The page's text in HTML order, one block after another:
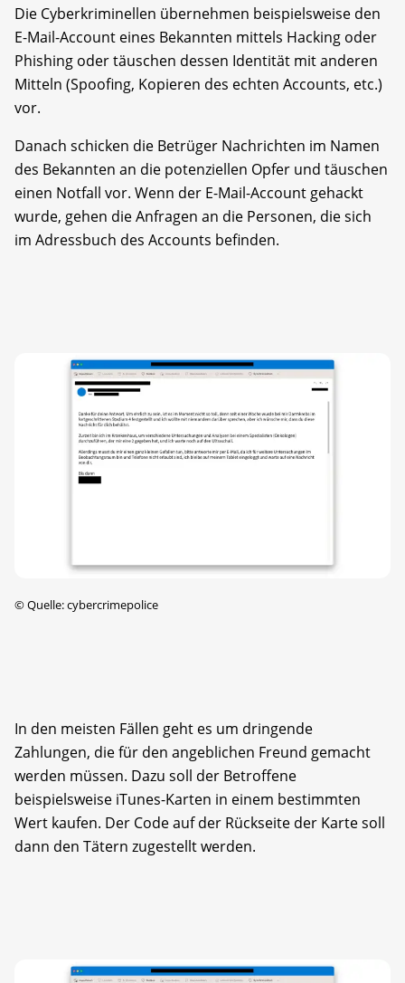
Die Cyberkriminellen übernehmen beispielsweise den
E-Mail-Account eines Bekannten mittels Hacking oder
Phishing oder täuschen dessen Identität mit anderen
Mitteln (Spoofing, Kopieren des echten Accounts, etc.)
vor.
Danach schicken die Betrüger Nachrichten im Namen
des Bekannten an die potenziellen Opfer und täuschen
einen Notfall vor. Wenn der E-Mail-Account gehackt
wurde, gehen die Anfragen an die Personen, die sich
im Adressbuch des Accounts befinden.
©Quelle: cybercrimepolice
In den meisten Fällen geht es um dringende
Zahlungen, die für den angeblichen Freund gemacht
werden müssen. Dazu soll der Betroffene
beispielsweise iTunes-Karten in einem bestimmten
Wert kaufen. Der Code auf der Rückseite der Karte soll
dann den Tätern zugestellt werden.